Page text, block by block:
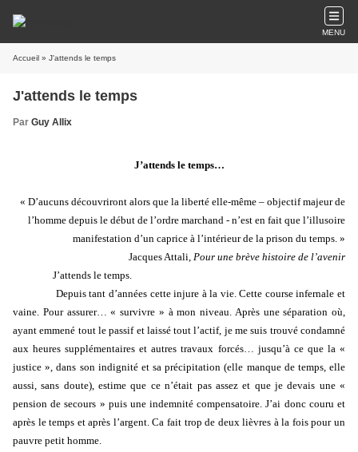
MENU
Accueil » J'attends le temps
J'attends le temps
Par Guy Allix
J’attends le temps…
« D’aucuns découvriront alors que la liberté elle-même – objectif majeur de
l’homme depuis le début de l’ordre marchand - n’est en fait que l’illusoire
manifestation d’un caprice à l’intérieur de la prison du temps. »
Jacques Attali, Pour une brève histoire de l’avenir
J’attends le temps.
Depuis tant d’années cette injure à la vie. Cette course infernale et
vaine. Pour assurer…« survivre » à mon niveau. Après une séparation où,
ayant emmené tout le passif et laissé tout l’actif, je me suis trouvé condamné
aux heures supplémentaires et autres travaux forcés… jusqu’à ce que la «
justice », dans son indignité et sa précipitation (elle manque de temps, elle
aussi, sans doute), estime que ce n’était pas assez et que je devais une «
pension de secours » puis une indemnité compensatoire. J’ai donc couru et
après le temps et après l’argent. Ca fait trop de deux lièvres à la fois pour un
pauvre petit homme.